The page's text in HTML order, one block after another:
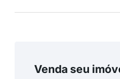
Venda seu